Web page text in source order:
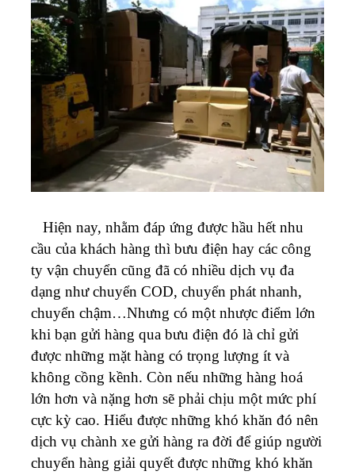
Hiện nay, nhằm đáp ứng được hầu hết nhu
cầu của khách hàng thì bưu điện hay các công
ty vận chuyển cũng đã có nhiều dịch vụ đa
dạng như chuyển COD, chuyển phát nhanh,
chuyển chậm…Nhưng có một nhược điểm lớn
khi bạn gửi hàng qua bưu điện đó là chỉ gửi
được những mặt hàng có trọng lượng ít và
không cồng kềnh. Còn nếu những hàng hoá
lớn hơn và nặng hơn sẽ phải chịu một mức phí
cực kỳ cao. Hiểu được những khó khăn đó nên
dịch vụ chành xe gửi hàng ra đời để giúp người
chuyển hàng giải quyết được những khó khăn